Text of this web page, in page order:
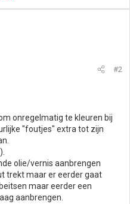
#2
onregelmatig te kleuren bij
"foutjes" extra tot zijn
olie/vernis aanbrengen
trekt maar er eerder gaat
maar eerder een
aanbrengen.